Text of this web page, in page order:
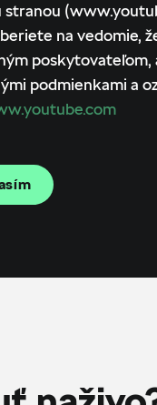
na vedomie,
poskytovateľom,
podmienkami a